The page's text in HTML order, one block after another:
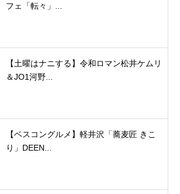
フェ「転々」...
【土曜はナニする】令和ロマン松井ケムリ
＆JO1河野...
【ベスコングルメ】軽井沢「蕎麦匠 きこ
り」DEEN...